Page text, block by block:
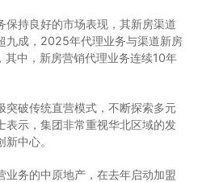
保持良好的市场表现，其新房渠道
九成，2025年代理业务与渠道新房
中，新房营销代理业务连续10年
突破传统直营模式，不断探索多元
表示，集团非常重视华北区域的发
中心。
业务的中原地产，在去年启动加盟